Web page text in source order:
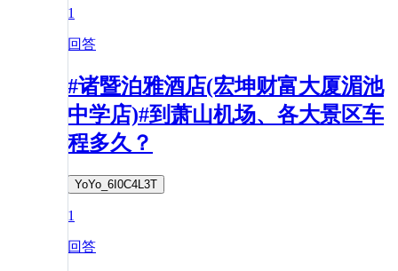
1
回答
#诸暨泊雅酒店(宏坤财富大厦湄池
中学店)#到萧山机场、各大景区车
程多久？
YoYo_6I0C4L3T
1
回答